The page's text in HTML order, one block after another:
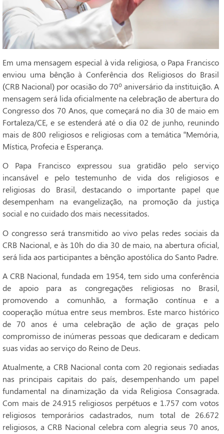
Em uma mensagem especial à vida religiosa, o Papa Francisco
enviou uma bênção à Conferência dos Religiosos do Brasil
(CRB Nacional) por ocasião do 70º aniversário da instituição. A
mensagem será lida oficialmente na celebração de abertura do
Congresso dos 70 Anos, que começará no dia 30 de maio em
Fortaleza/CE, e se estenderá até o dia 02 de junho, reunindo
mais de 800 religiosos e religiosas com a temática “Memória,
Mística, Profecia e Esperança.
O Papa Francisco expressou sua gratidão pelo serviço
incansável e pelo testemunho de vida dos religiosos e
religiosas do Brasil, destacando o importante papel que
desempenham na evangelização, na promoção da justiça
social e no cuidado dos mais necessitados.
O congresso será transmitido ao vivo pelas redes sociais da
CRB Nacional, e às 10h do dia 30 de maio, na abertura oficial,
será lida aos participantes a bênção apostólica do Santo Padre.
A CRB Nacional, fundada em 1954, tem sido uma conferência
de apoio para as congregações religiosas no Brasil,
promovendo a comunhão, a formação contínua e a
cooperação mútua entre seus membros. Este marco histórico
de 70 anos é uma celebração de ação de graças pelo
compromisso de inúmeras pessoas que dedicaram e dedicam
suas vidas ao serviço do Reino de Deus.
Atualmente, a CRB Nacional conta com 20 regionais sediadas
nas principais capitais do país, desempenhando um papel
fundamental na dinamização da vida Religiosa Consagrada.
Com mais de 24.915 religiosos perpétuos e 1.757 com votos
religiosos temporários cadastrados, num total de 26.672
religiosos, a CRB Nacional celebra com alegria seus 70 anos,